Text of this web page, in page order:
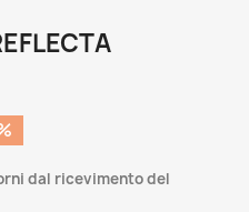
dal ricevimento del